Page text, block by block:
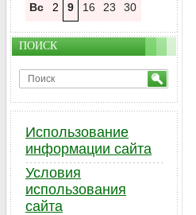
Вс 2 9 16 23 30
ПОИСК
Использование
информации сайта
Условия
использования
сайта